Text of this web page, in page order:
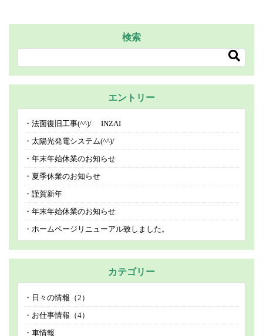
検索
エントリー
法面復旧工事(^^)/ INZAI
太陽光発電システム(^^)/
年末年始休業のお知らせ
夏季休業のお知らせ
謹賀新年
年末年始休業のお知らせ
ホームページリニューアル致しました。
カテゴリー
日々の情報（2）
お仕事情報（4）
車情報